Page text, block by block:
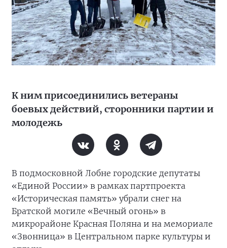
К ним присоединились ветераны
боевых действий, сторонники партии и
молодежь
В подмосковной Лобне городские депутаты
«Единой России» в рамках партпроекта
«Историческая память» убрали снег на
Братской могиле «Вечный огонь» в
микрорайоне Красная Поляна и на мемориале
«Звонница» в Центральном парке культуры и